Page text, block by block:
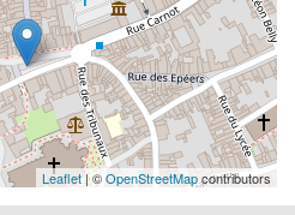
Leaflet| ©OpenStreetMapcontributors